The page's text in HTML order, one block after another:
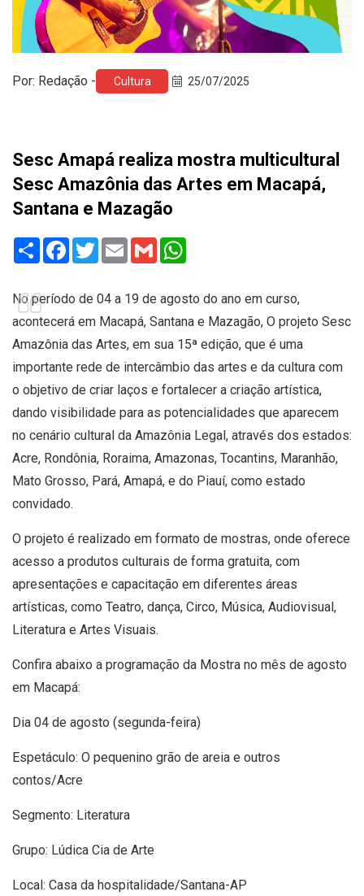
Por: Redação - Cultura 25/07/2025
Sesc Amapá realiza mostra multicultural
Sesc Amazônia das Artes em Macapá,
Santana e Mazagão
Share Facebook
TwitterEmail Gmail
No período de 04 a 19 de agosto do ano em curso,
acontecerá em Macapá, Santana e Mazagão, O projeto Sesc
Amazônia das Artes, em sua 15ª edição, que é uma
importante rede de intercâmbio das artes e da cultura com
o objetivo de criar laços e fortalecer a criação artística,
dando visibilidade para as potencialidades que aparecem
no cenário cultural da Amazônia Legal, através dos estados:
Acre, Rondônia, Roraima, Amazonas, Tocantins, Maranhão,
Mato Grosso, Pará, Amapá, e do Piauí, como estado
convidado.
O projeto é realizado em formato de mostras, onde oferece
acesso a produtos culturais de forma gratuita, com
apresentações e capacitação em diferentes áreas
artísticas, como Teatro, dança, Circo, Música, Audiovisual,
Literatura e Artes Visuais.
Confira abaixo a programação da Mostra no mês de agosto
em Macapá:
Dia 04 de agosto (segunda-feira)
Espetáculo: O pequenino grão de areia e outros
contos/Acre
Segmento: Literatura
Grupo: Lúdica Cia de Arte
Local: Casa da hospitalidade/Santana-AP